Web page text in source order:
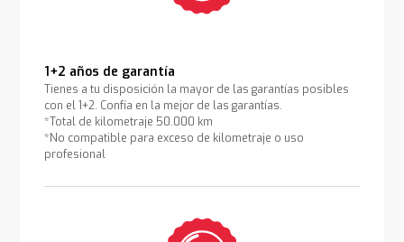
1+2 años de garantía
Tienes a tu disposición la mayor de las garantías posibles
con el 1+2. Confía en la mejor de las garantías.
*Total de kilometraje 50.000 km
*No compatible para exceso de kilometraje o uso
profesional